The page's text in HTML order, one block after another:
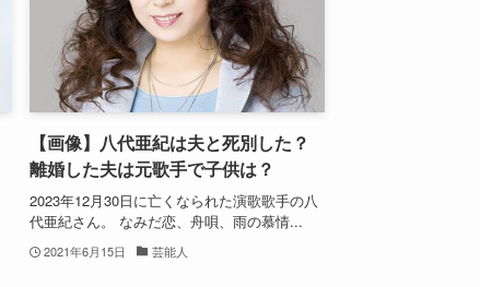
【画像】八代亜紀は夫と死別した？
離婚した夫は元歌手で子供は？
2023年12月30日に亡くなられた演歌歌手の八
代亜紀さん。 なみだ恋、舟唄、雨の慕情...
2021年6月15日 芸能人